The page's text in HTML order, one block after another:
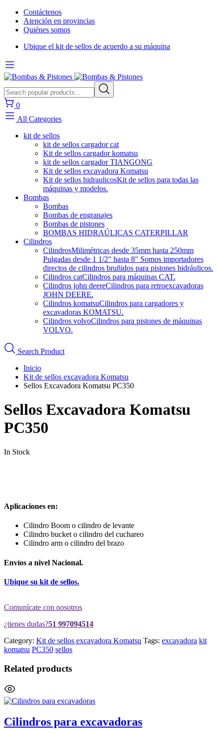
Contáctenos
Atención en provincias
Quiénes somos
Ubique el kit de sellos de acuerdo a su máquina
0
All Categories
kit de sellos
kit de sellos cargador cat
Kit de sellos cargador komatsu
kit de sellos cargador TIANGONG
Kit de sellos excavadora Komatsu
Kit de sellos hidraulicosKit de sellos para todas las
máquinas y modelos.
Bombas
Bombas
Bombas de engranajes
Bombas de pistones
BOMBAS HIDRAÚLICAS CATERPILLAR
Cilindros
CilindrosMilimétricas desde 35mm hasta 250mm
Pulgadas desde 1 1/2″ hasta 8″ Somos importadores
directos de cilindros bruñidos para pistones hidráulicos.
Cilindros catCilindros para máquinas CAT.
Cilindros john deereCilindros para retroexcavadoras
JOHN DEERE.
Cilindros komatsuCilindros para cargadores y
excavadoras KOMATSU.
Cilindros volvoCilindros para pistones de máquinas
VOLVO.
Search Product
Inicio
Kit de sellos excavadora Komatsu
Sellos Excavadora Komatsu PC350
Sellos Excavadora Komatsu
PC350
In Stock
Aplicaciones en:
Cilindro Boom o cilindro de levante
Cilindro bucket o cilindro del cuchareo
Cilindro arm o cilindro del brazo
Envíos a nivel Nacional.
Ubique su kit de sellos.
Comunícate con nosotros
¿tienes dudas?51 997094514
Category: Kit de sellos excavadora Komatsu Tags: excavadora kit
komatsu PC350 sellos
Related products
Cilindros para excavadoras